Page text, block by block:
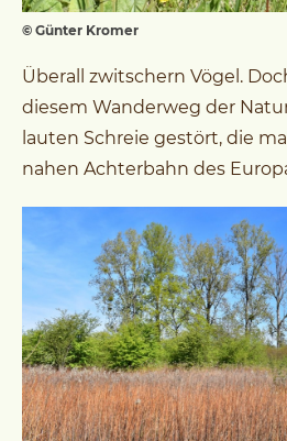
© Günter Kromer
Überall zwitschern Vögel.
diesem Wanderweg der
lauten Schreie gestört, die
nahen Achterbahn des